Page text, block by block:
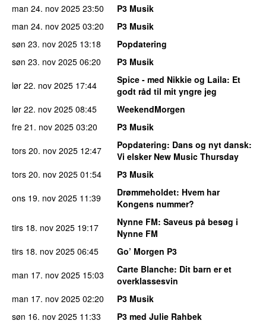
man 24. nov 2025 23:50
P3 Musik
man 24. nov 2025 03:20
P3 Musik
søn 23. nov 2025 13:18
Popdatering
søn 23. nov 2025 06:20
P3 Musik
lør 22. nov 2025 17:44 Spice - med Nikkie og Laila: Et
godt råd til mit yngre jeg
lør 22. nov 2025 08:45
WeekendMorgen
fre 21. nov 2025 03:20
P3 Musik
tors 20. nov 2025 12:47 Popdatering: Dans og nyt dansk:
Vi elsker New Music Thursday
tors 20. nov 2025 01:54
P3 Musik
ons 19. nov 2025 11:39 Drømmeholdet: Hvem har
Kongens nummer?
tirs 18. nov 2025 19:17 Nynne FM: Saveus på besøg i
Nynne FM
tirs 18. nov 2025 06:45
Go’ Morgen P3
man 17. nov 2025 15:03 Carte Blanche: Dit barn er et
overklassesvin
man 17. nov 2025 02:20
P3 Musik
søn 16. nov 2025 11:33
P3 med Julie Rahbek